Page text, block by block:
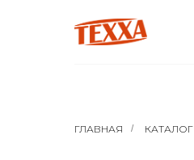
ГЛАВНАЯ / КАТАЛОГ